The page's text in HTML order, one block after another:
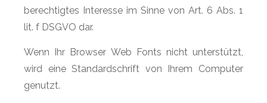
berechtigtes Interesse im Sinne von Art. 6 Abs. 1
lit. f DSGVO dar.
Wenn Ihr Browser Web Fonts nicht unterstützt,
wird eine Standardschrift von Ihrem Computer
genutzt.